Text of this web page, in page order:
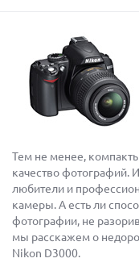
Тем не менее,
качество фотографий.
любители и
камеры. А есть ли
фотографии, не
мы расскажем о
Nikon D3000.